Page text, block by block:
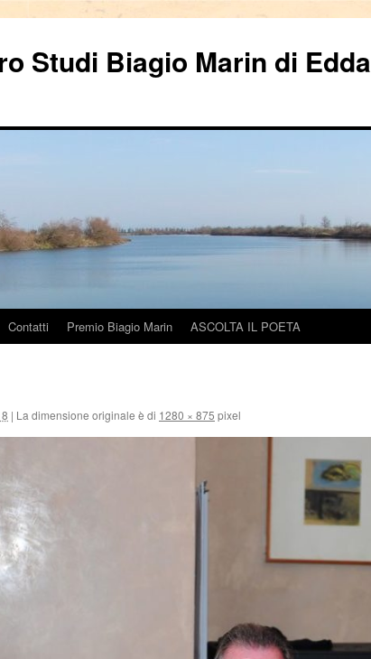
Studi Biagio Marin di Edda
Contatti Premio Biagio Marin ASCOLTA IL POETA
| La dimensione originale è di 1280 × 875 pixel